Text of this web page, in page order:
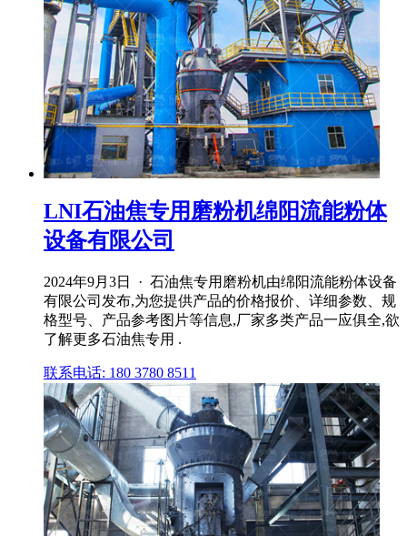
LNI石油焦专用磨粉机绵阳流能粉体
设备有限公司
2024年9月3日 · 石油焦专用磨粉机由绵阳流能粉体设备
有限公司发布,为您提供产品的价格报价、详细参数、规
格型号、产品参考图片等信息,厂家多类产品一应俱全,欲
了解更多石油焦专用 .
联系电话: 180 3780 8511